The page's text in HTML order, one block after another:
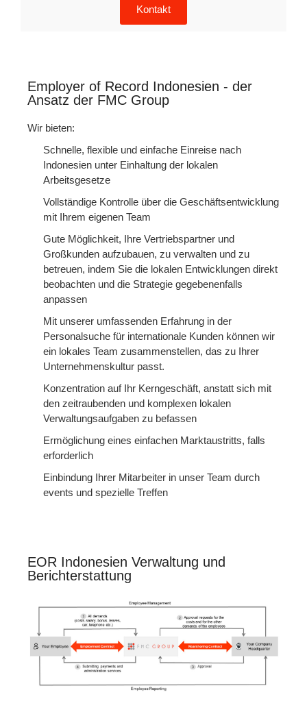
Kontakt
Employer of Record Indonesien - der
Ansatz der FMC Group
Wir bieten:
Schnelle, flexible und einfache Einreise nach
Indonesien unter Einhaltung der lokalen
Arbeitsgesetze
Vollständige Kontrolle über die Geschäftsentwicklung
mit Ihrem eigenen Team
Gute Möglichkeit, Ihre Vertriebspartner und
Großkunden aufzubauen, zu verwalten und zu
betreuen, indem Sie die lokalen Entwicklungen direkt
beobachten und die Strategie gegebenenfalls
anpassen
Mit unserer umfassenden Erfahrung in der
Personalsuche für internationale Kunden können wir
ein lokales Team zusammenstellen, das zu Ihrer
Unternehmenskultur passt.
Konzentration auf Ihr Kerngeschäft, anstatt sich mit
den zeitraubenden und komplexen lokalen
Verwaltungsaufgaben zu befassen
Ermöglichung eines einfachen Marktaustritts, falls
erforderlich
Einbindung Ihrer Mitarbeiter in unser Team durch
events und spezielle Treffen
EOR Indonesien Verwaltung und
Berichterstattung